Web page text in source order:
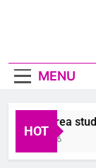
MENU
HOT
2026